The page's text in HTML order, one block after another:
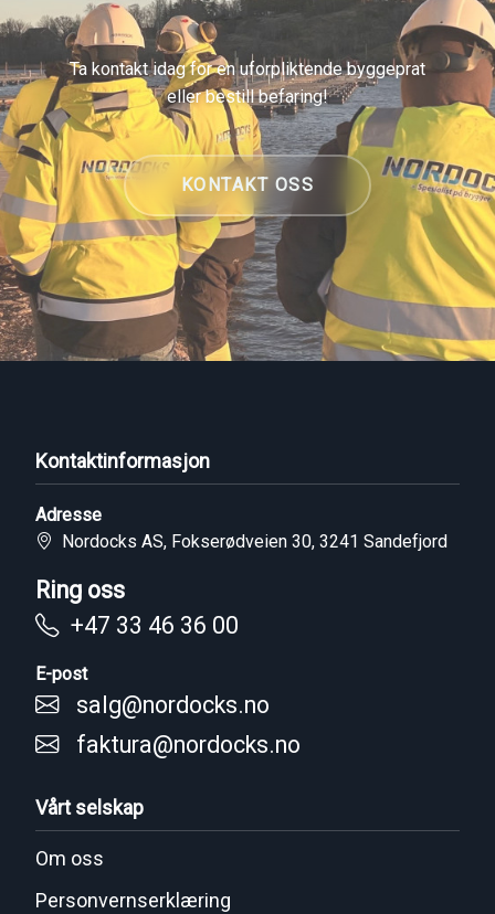
Ta kontakt idag for en uforpliktende byggeprat
eller bestill befaring!
KONTAKT OSS
Kontaktinformasjon
Adresse
Nordocks AS, Fokserødveien 30, 3241 Sandefjord
Ring oss
+47 33 46 36 00
E-post
salg@nordocks.no
faktura@nordocks.no
Vårt selskap
Om oss
Personvernserklæring